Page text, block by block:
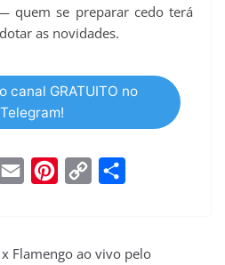
quem se preparar cedo terá
as novidades.
canal GRATUITO no
Telegram!
n
p
a
Flamengo ao vivo pelo